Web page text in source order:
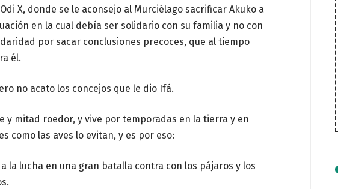
X, donde se le aconsejo al Murciélago sacrificar Akuko a
en la cual debía ser solidario con su familia y no con
por sacar conclusiones precoces, que al tiempo
él.
no acato los concejos que le dio Ifá.
y mitad roedor, y vive por temporadas en la tierra y en
como las aves lo evitan, y es por eso:
la lucha en una gran batalla contra con los pájaros y los